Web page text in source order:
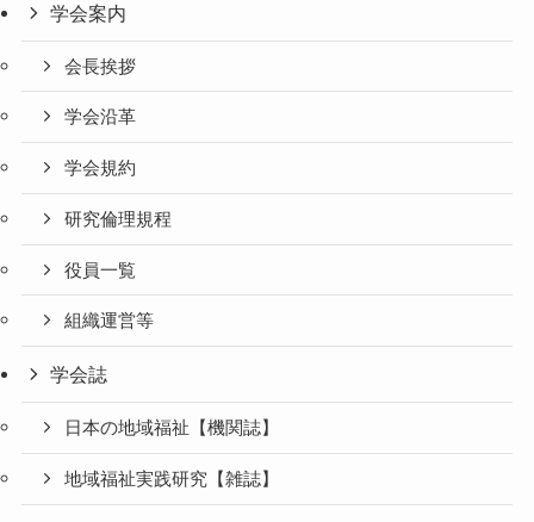
学会案内
会長挨拶
学会沿革
学会規約
研究倫理規程
役員一覧
組織運営等
学会誌
日本の地域福祉【機関誌】
地域福祉実践研究【雑誌】